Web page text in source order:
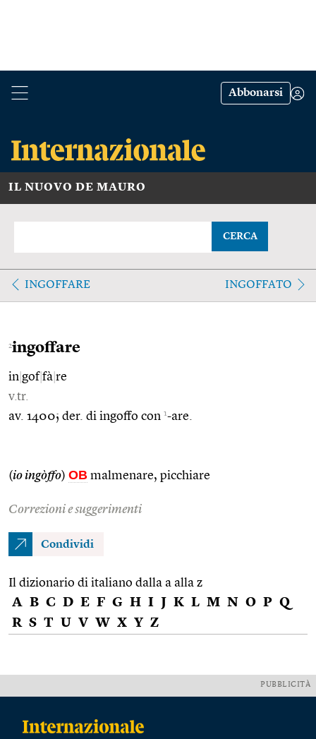
Abbonarsi
IL NUOVO DE MAURO
CERCA
INGOFFARE INGOFFATO
2ingoffare
in gof|fà re
v.tr.
av. 1400; der. di ingoffo con 1-are.
(io ingòffo) OB malmenare, picchiare
Correzioni e suggerimenti
Condividi
Il dizionario di italiano dalla a alla z
A B C D E F G H I J K L M N O P Q
R S T U V W X Y Z
PUBBLICITÀ